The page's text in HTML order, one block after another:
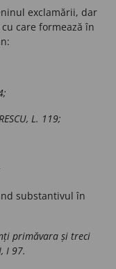
exclamării, dar
care formează în
L. 119;
substantivul în
primăvara și treci
I 97.